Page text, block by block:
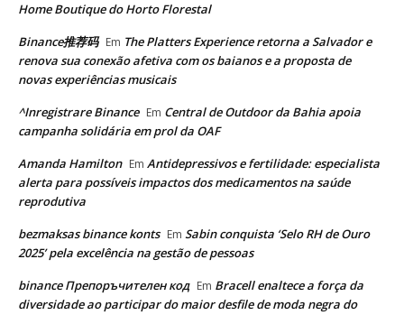
Home Boutique do Horto Florestal
Binance推荐码 Em The Platters Experience retorna a Salvador e
renova sua conexão afetiva com os baianos e a proposta de
novas experiências musicais
^Inregistrare Binance Em Central de Outdoor da Bahia apoia
campanha solidária em prol da OAF
Amanda Hamilton Em Antidepressivos e fertilidade: especialista
alerta para possíveis impactos dos medicamentos na saúde
reprodutiva
bezmaksas binance konts Em Sabin conquista ‘Selo RH de Ouro
2025’ pela excelência na gestão de pessoas
binance Препоръчителен код Em Bracell enaltece a força da
diversidade ao participar do maior desfile de moda negra do